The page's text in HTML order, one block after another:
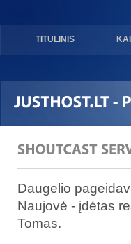
TITULINIS
Daugelio
Naujovė - įdėtas
Tomas.